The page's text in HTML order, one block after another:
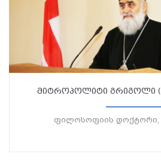
მიტროპოლიტი გრიგოლი
ფილოსოფიის